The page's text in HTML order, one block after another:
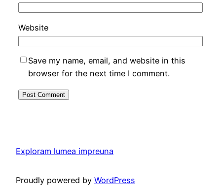
Website
Save my name, email, and website in this
browser for the next time I comment.
Exploram lumea impreuna
Proudly powered by WordPress